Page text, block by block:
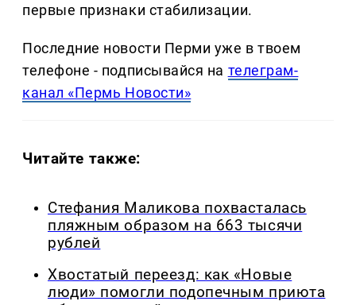
первые признаки стабилизации.
Последние новости Перми уже в твоем
телефоне - подписывайся на телеграм-
канал «Пермь Новости»
Читайте также:
Стефания Маликова похвасталась
пляжным образом на 663 тысячи
рублей
Хвостатый переезд: как «Новые
люди» помогли подопечным приюта